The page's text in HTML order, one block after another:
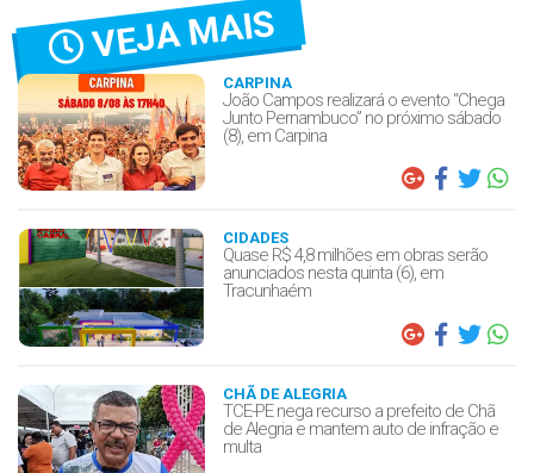
VEJA MAIS
CARPINA
João Campos realizará o evento “Chega
Junto Pernambuco” no próximo sábado
(8), em Carpina
CIDADES
Quase R$ 4,8 milhões em obras serão
anunciados nesta quinta (6), em
Tracunhaém
CHÃ DE ALEGRIA
TCE-PE nega recurso a prefeito de Chã
de Alegria e mantem auto de infração e
multa